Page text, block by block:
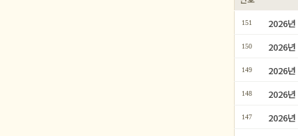
151 2026
150 2026
149 2026
148 2026
147 2026